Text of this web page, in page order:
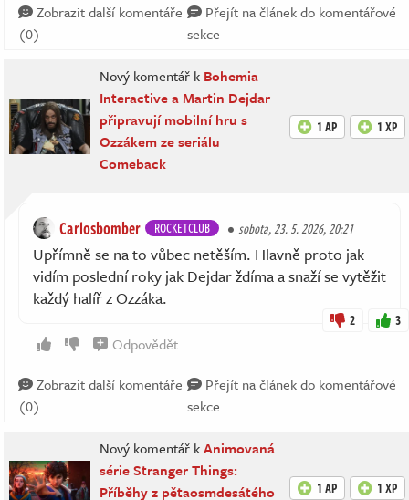
Zobrazit další komentáře
(0)
Přejít na článek do komentářové
sekce
Nový komentář k Bohemia
Interactive a Martin Dejdar
připravují mobilní hru s
Ozzákem ze seriálu
Comeback
1 AP 1 XP
Carlosbomber ROCKETCLUB sobota, 23. 5. 2026, 20:21
Upřímně se na to vůbec netěším. Hlavně proto jak
vidím poslední roky jak Dejdar ždíma a snaží se vytěžit
každý halíř z Ozzáka.
2 3
Odpovědět
Zobrazit další komentáře
(0)
Přejít na článek do komentářové
sekce
Nový komentář kAnimovaná
série Stranger Things:
Příběhy z pětaosmdesátého
1 AP 1 XP